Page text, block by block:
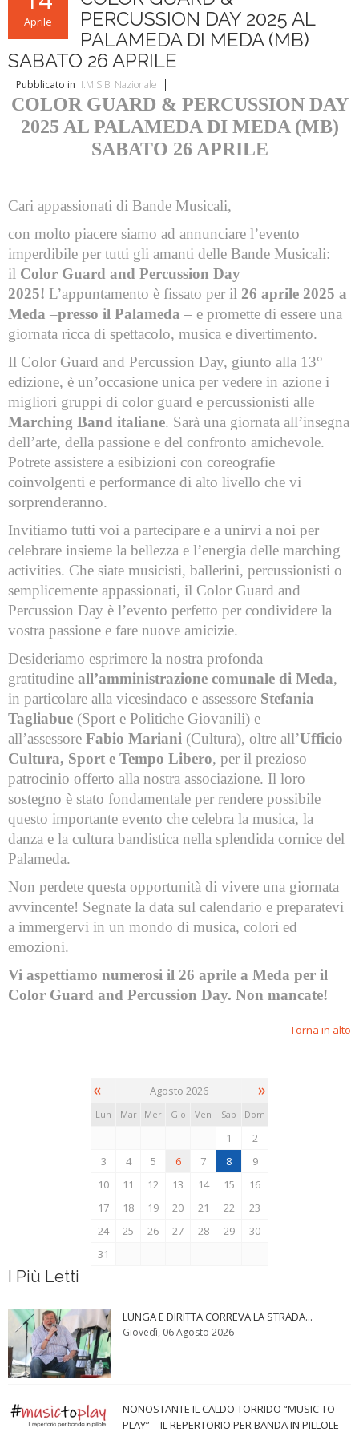
Aprile
PERCUSSION DAY 2025 AL
PALAMEDA DI MEDA (MB)
SABATO 26 APRILE
Pubblicato in I.M.S.B. Nazionale
COLOR GUARD & PERCUSSION DAY
2025 AL PALAMEDA DI MEDA (MB)
SABATO 26 APRILE
Cari appassionati di Bande Musicali,
con molto piacere siamo ad annunciare l’evento
imperdibile per tutti gli amanti delle Bande Musicali:
il Color Guard and Percussion Day
2025! L’appuntamento è fissato per il 26 aprile 2025 a
Meda –presso il Palameda – e promette di essere una
giornata ricca di spettacolo, musica e divertimento.
Il Color Guard and Percussion Day, giunto alla 13°
edizione, è un’occasione unica per vedere in azione i
migliori gruppi di color guard e percussionisti alle
Marching Band italiane. Sarà una giornata all’insegna
dell’arte, della passione e del confronto amichevole.
Potrete assistere a esibizioni con coreografie
coinvolgenti e performance di alto livello che vi
sorprenderanno.
Invitiamo tutti voi a partecipare e a unirvi a noi per
celebrare insieme la bellezza e l’energia delle marching
activities. Che siate musicisti, ballerini, percussionisti o
semplicemente appassionati, il Color Guard and
Percussion Day è l’evento perfetto per condividere la
vostra passione e fare nuove amicizie.
Desideriamo esprimere la nostra profonda
gratitudine all’amministrazione comunale di Meda,
in particolare alla vicesindaco e assessore Stefania
Tagliabue (Sport e Politiche Giovanili) e
all’assessore Fabio Mariani (Cultura), oltre all’Ufficio
Cultura, Sport e Tempo Libero, per il prezioso
patrocinio offerto alla nostra associazione. Il loro
sostegno è stato fondamentale per rendere possibile
questo importante evento che celebra la musica, la
danza e la cultura bandistica nella splendida cornice del
Palameda.
Non perdete questa opportunità di vivere una giornata
avvincente! Segnate la data sul calendario e preparatevi
a immergervi in un mondo di musica, colori ed
emozioni.
Vi aspettiamo numerosi il 26 aprile a Meda per il
Color Guard and Percussion Day. Non mancate!
Torna in alto
« Agosto 2026 »
Lun Mar Mer Gio Ven Sab Dom
1
2
3
4 5 6 7 8
9
10
11 12 13 14 15
16
17
18 19 20 21 22
23
24
25 26 27 28 29
30
31
I Più Letti
LUNGA E DIRITTA CORREVA LA STRADA...
Giovedì, 06 Agosto 2026
NONOSTANTE IL CALDO TORRIDO “MUSIC TO
PLAY” – IL REPERTORIO PER BANDA IN PILLOLE